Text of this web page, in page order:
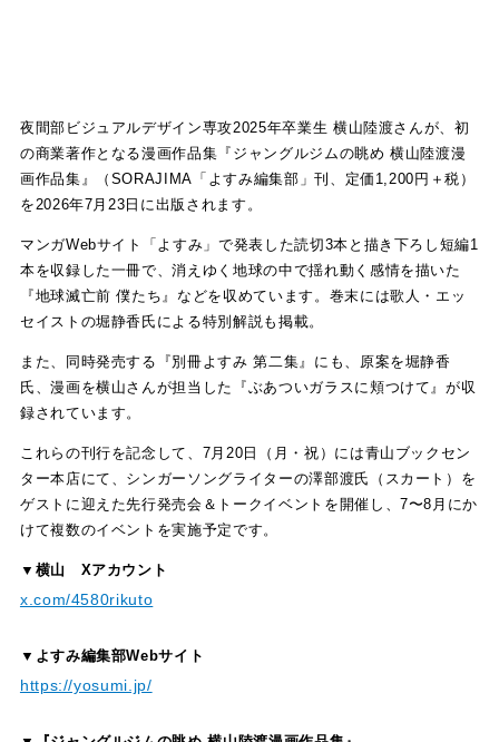
夜間部ビジュアルデザイン専攻2025年卒業生 横山陸渡さんが、初
の商業著作となる漫画作品集『ジャングルジムの眺め 横山陸渡漫
画作品集』（SORAJIMA「よすみ編集部」刊、定価1,200円＋税）
を2026年7月23日に出版されます。
マンガWebサイト「よすみ」で発表した読切3本と描き下ろし短編1
本を収録した一冊で、消えゆく地球の中で揺れ動く感情を描いた
『地球滅亡前 僕たち』などを収めています。巻末には歌人・エッ
セイストの堀静香氏による特別解説も掲載。
また、同時発売する『別冊よすみ 第二集』にも、原案を堀静香
氏、漫画を横山さんが担当した『ぶあついガラスに頬つけて』が収
録されています。
これらの刊行を記念して、7月20日（月・祝）には青山ブックセン
ター本店にて、シンガーソングライターの澤部渡氏（スカート）を
ゲストに迎えた先行発売会＆トークイベントを開催し、7〜8月にか
けて複数のイベントを実施予定です。
▼横山 Xアカウント
x.com/4580rikuto
▼よすみ編集部Webサイト
https://yosumi.jp/